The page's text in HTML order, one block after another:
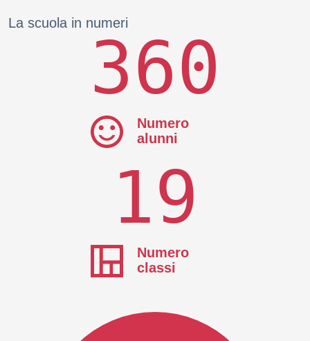
La scuola in numeri
360
Numero
alunni
19
Numero
classi